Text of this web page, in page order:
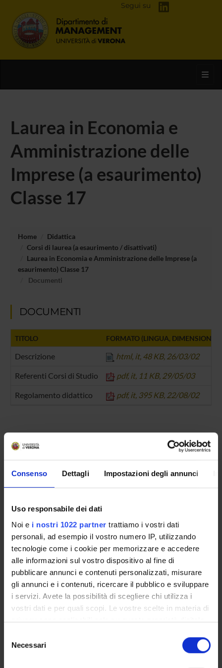
Consenso Dettagli Impostazioni degli annunci
Uso responsabile dei dati
Noi e i nostri 1022 partner trattiamo i vostri dati
personali, ad esempio il vostro numero IP, utilizzando
tecnologie come i cookie per memorizzare e accedere
alle informazioni sul vostro dispositivo al fine di
pubblicare annunci e contenuti personalizzati, misurare
gli annunci e i contenuti, ricercare il pubblico e sviluppare
i servizi. Avete la possibilità di scegliere chi utilizza i
vostri dati e per quali scopi. Le vostre scelte in materia di
privacy sono applicabili solo su questa proprietà digitale
modificare o revocare il proprio consenso in qualsiasi
momento dalla Dichiarazione sui cookie o facendo clic
delNecessari
Segui su
Laurea in Economia e
Amministrazione delle
Imprese (a esaurimento)
Classe 17
Home
Didattica
Corsi di laurea (a esaurimento / disattivati)
Laurea in Economia e Amministrazione delle Imprese (a
esaurimento) Classe 17
Documenti
DOCUMENTI
TITOLO FORMATO (LINGUA, DIMENSIONE,
Descrizione html, it, 48 KB, 26/03/02
Referenti Corsi di Studio pdf, it, 11 KB, 29/05/03
Regolamento didattico pdf, it, 395 KB, 22/08/02
Insegnamenti
Calendario didattico
Orario lezioni
Piani didattici
Bacheca avvisi
Proposte tesi e stage
Organi collegiali e di governo
Docenti
Gestione carriere
Agevolazioni economiche
Alloggi
Documenti